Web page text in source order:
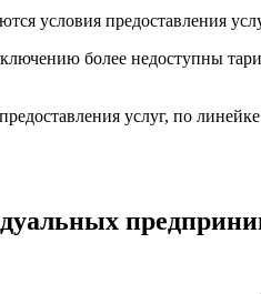
условия предоставления
более недоступны
услуг, по